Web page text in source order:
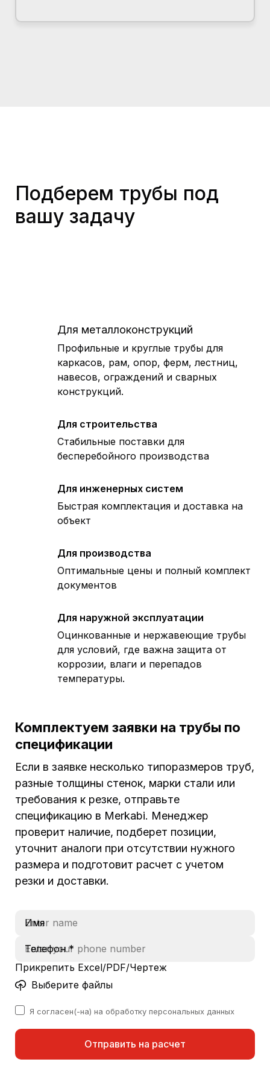
Подберем трубы под
вашу задачу
Для металлоконструкций
Профильные и круглые трубы для
каркасов, рам, опор, ферм, лестниц,
навесов, ограждений и сварных
конструкций.
Для строительства
Стабильные поставки для
бесперебойного производства
Для инженерных систем
Быстрая комплектация и доставка на
объект
Для производства
Оптимальные цены и полный комплект
документов
Для наружной эксплуатации
Оцинкованные и нержавеющие трубы
для условий, где важна защита от
коррозии, влаги и перепадов
температуры.
Комплектуем заявки на трубы по
спецификации
Если в заявке несколько типоразмеров труб,
разные толщины стенок, марки стали или
требования к резке, отправьте
спецификацию в Merkabi. Менеджер
проверит наличие, подберет позиции,
уточнит аналоги при отсутствии нужного
размера и подготовит расчет с учетом
резки и доставки.
Имя
Телефон *
Прикрепить Excel/PDF/Чертеж
Выберите файлы
Отправить на расчет
Я согласен(-на) на обработку персональных данных